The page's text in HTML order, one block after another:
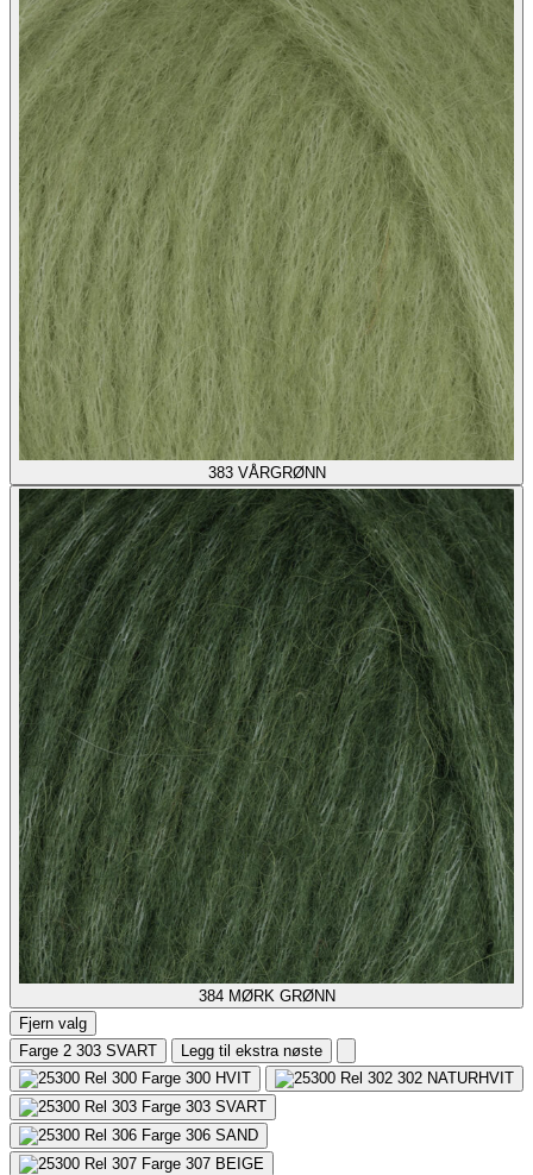
383 VÅRGRØNN
384 MØRK GRØNN
Fjern valg
Farge 2 303 SVART
Legg til ekstra nøste
300 HVIT 302 NATURHVIT
303 SVART
306 SAND
307 BEIGE